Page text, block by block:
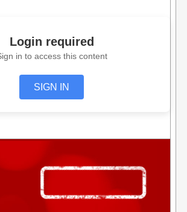
Login required
in to access this content
SIGN IN